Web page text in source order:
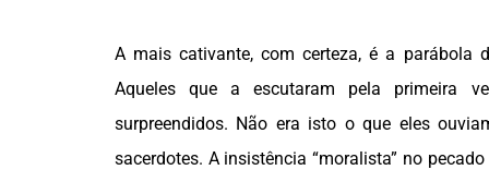
A mais cativante, com certeza, é a parábola
Aqueles que a escutaram pela primeira
surpreendidos. Não era isto o que eles
sacerdotes. A insistência “moralista” no